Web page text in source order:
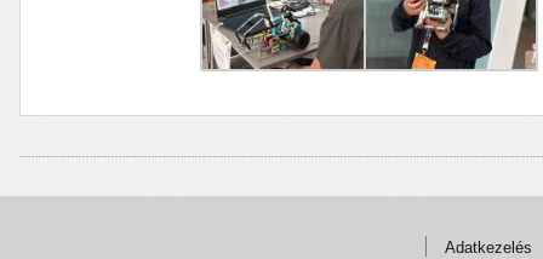
Adatkezelés